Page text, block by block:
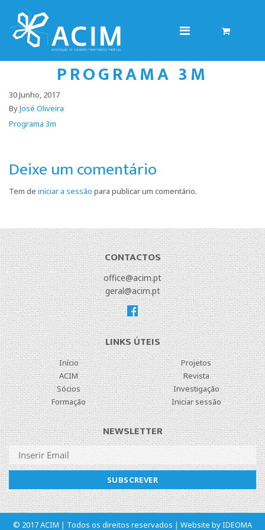
PROGRAMA 3M
30 Junho, 2017
ByJosé Oliveira
Programa 3m
Deixe um comentário
Tem de iniciar a sessão para publicar um comentário.
CONTACTOS
office@acim.pt
geral@acim.pt
LINKS ÚTEIS
Início
ACIM
Sócios
Formação
Projetos
Revista
Investigação
Iniciar sessão
NEWSLETTER
© 2017 ACIM | Todos os direitos reservados | Website byIDEOMA